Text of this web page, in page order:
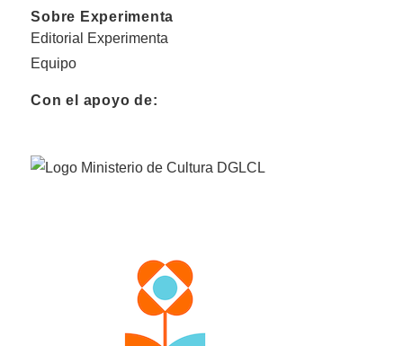
Sobre Experimenta
Editorial Experimenta
Equipo
Con el apoyo de: